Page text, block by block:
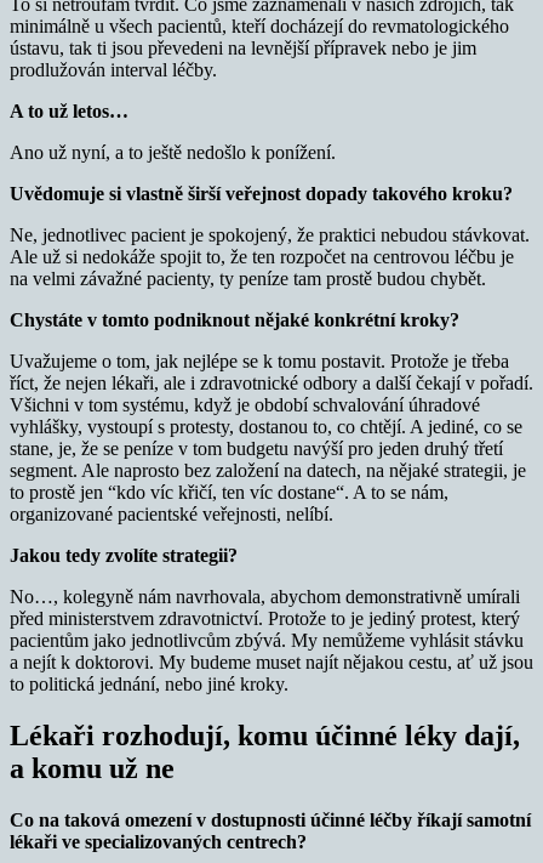
To si netroufám tvrdit. Co jsme zaznamenali v našich zdrojích, tak
minimálně u všech pacientů, kteří docházejí do revmatologického
ústavu, tak ti jsou převedeni na levnější přípravek nebo je jim
prodlužován interval léčby.
A to už letos…
Ano už nyní, a to ještě nedošlo k ponížení.
Uvědomuje si vlastně širší veřejnost dopady takového kroku?
Ne, jednotlivec pacient je spokojený, že praktici nebudou stávkovat.
Ale už si nedokáže spojit to, že ten rozpočet na centrovou léčbu je
na velmi závažné pacienty, ty peníze tam prostě budou chybět.
Chystáte v tomto podniknout nějaké konkrétní kroky?
Uvažujeme o tom, jak nejlépe se k tomu postavit. Protože je třeba
říct, že nejen lékaři, ale i zdravotnické odbory a další čekají v pořadí.
Všichni v tom systému, když je období schvalování úhradové
vyhlášky, vystoupí s protesty, dostanou to, co chtějí. A jediné, co se
stane, je, že se peníze v tom budgetu navýší pro jeden druhý třetí
segment. Ale naprosto bez založení na datech, na nějaké strategii, je
to prostě jen “kdo víc křičí, ten víc dostane“. A to se nám,
organizované pacientské veřejnosti, nelíbí.
Jakou tedy zvolíte strategii?
No…, kolegyně nám navrhovala, abychom demonstrativně umírali
před ministerstvem zdravotnictví. Protože to je jediný protest, který
pacientům jako jednotlivcům zbývá. My nemůžeme vyhlásit stávku
a nejít k doktorovi. My budeme muset najít nějakou cestu, ať už jsou
to politická jednání, nebo jiné kroky.
Lékaři rozhodují, komu účinné léky dají,
a komu už ne
Co na taková omezení v dostupnosti účinné léčby říkají samotní
lékaři ve specializovaných centrech?